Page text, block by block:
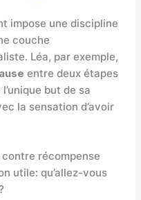
impose une discipline
couche
Léa, par exemple,
entre deux étapes
but de sa
la sensation d’avoir
récompense
utile: qu’allez-vous